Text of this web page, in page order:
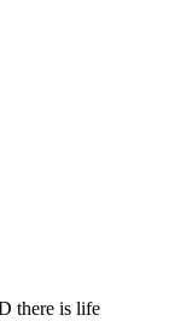
there is life